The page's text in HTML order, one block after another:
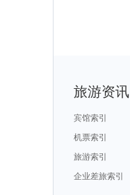
旅游资讯
宾馆索引
机票索引
旅游索引
企业差旅索引